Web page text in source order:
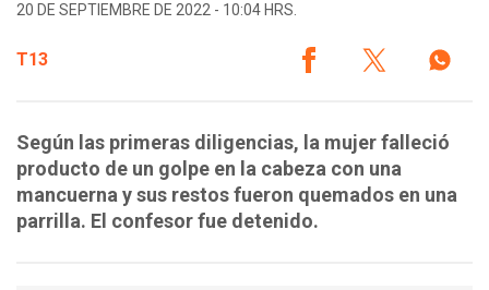
20 DE SEPTIEMBRE DE 2022 - 10:04 HRS.
T13
Según las primeras diligencias, la mujer falleció
producto de un golpe en la cabeza con una
mancuerna y sus restos fueron quemados en una
parrilla. El confesor fue detenido.